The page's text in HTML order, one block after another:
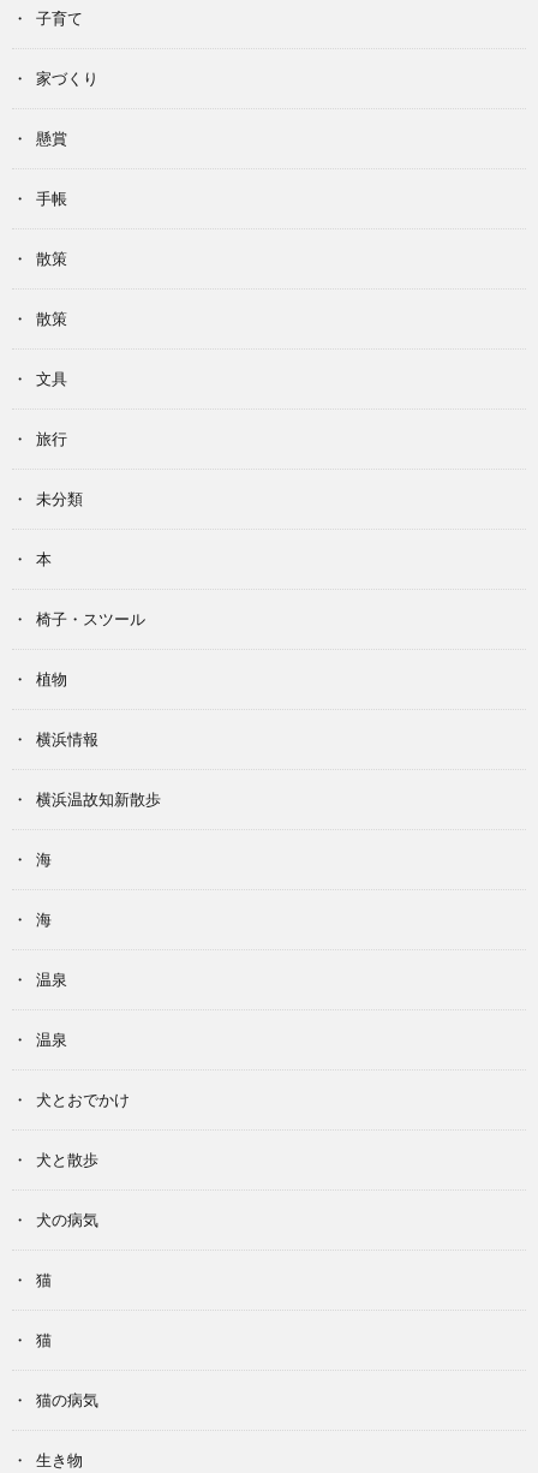
子育て
家づくり
懸賞
手帳
散策
散策
文具
旅行
未分類
本
椅子・スツール
植物
横浜情報
横浜温故知新散歩
海
海
温泉
温泉
犬とおでかけ
犬と散歩
犬の病気
猫
猫
猫の病気
生き物